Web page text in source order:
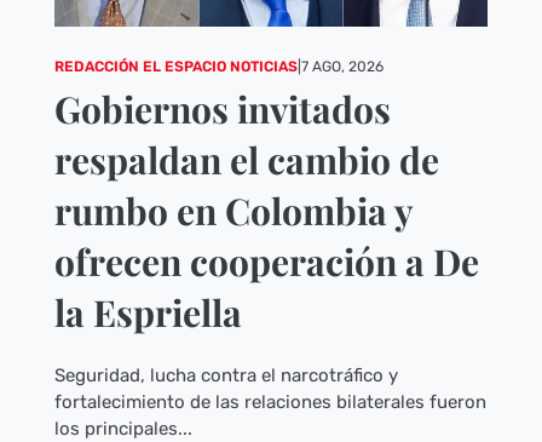
REDACCIÓN EL ESPACIO NOTICIAS| 7 AGO, 2026
Gobiernos invitados
respaldan el cambio de
rumbo en Colombia y
ofrecen cooperación a De
la Espriella
Seguridad, lucha contra el narcotráfico y
fortalecimiento de las relaciones bilaterales fueron
los principales...